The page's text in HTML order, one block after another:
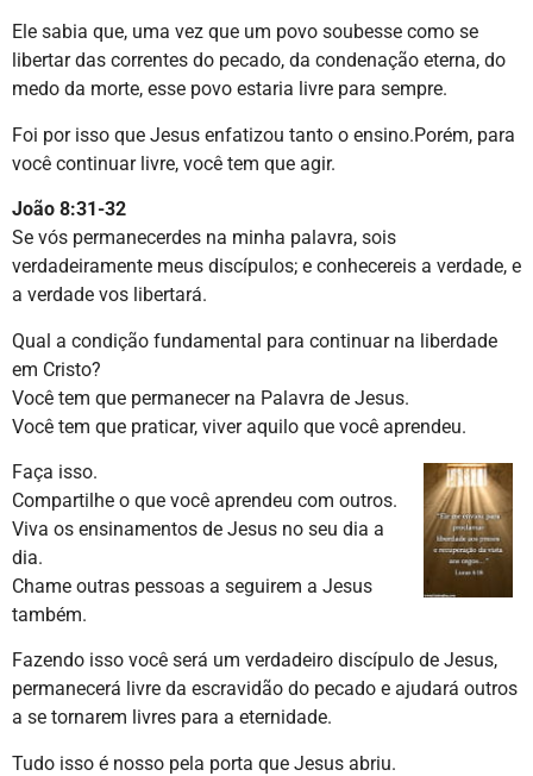
Ele sabia que, uma vez que um povo soubesse como se
libertar das correntes do pecado, da condenação eterna, do
medo da morte, esse povo estaria livre para sempre.
Foi por isso que Jesus enfatizou tanto o ensino.Porém, para
você continuar livre, você tem que agir.
João 8:31-32
Se vós permanecerdes na minha palavra, sois
verdadeiramente meus discípulos; e conhecereis a verdade, e
a verdade vos libertará.
Qual a condição fundamental para continuar na liberdade
em Cristo?
Você tem que permanecer na Palavra de Jesus.
Você tem que praticar, viver aquilo que você aprendeu.
Faça isso.
Compartilhe o que você aprendeu com outros.
Viva os ensinamentos de Jesus no seu dia a
dia.
Chame outras pessoas a seguirem a Jesus
também.
Fazendo isso você será um verdadeiro discípulo de Jesus,
permanecerá livre da escravidão do pecado e ajudará outros
a se tornarem livres para a eternidade.
Tudo isso é nosso pela porta que Jesus abriu.